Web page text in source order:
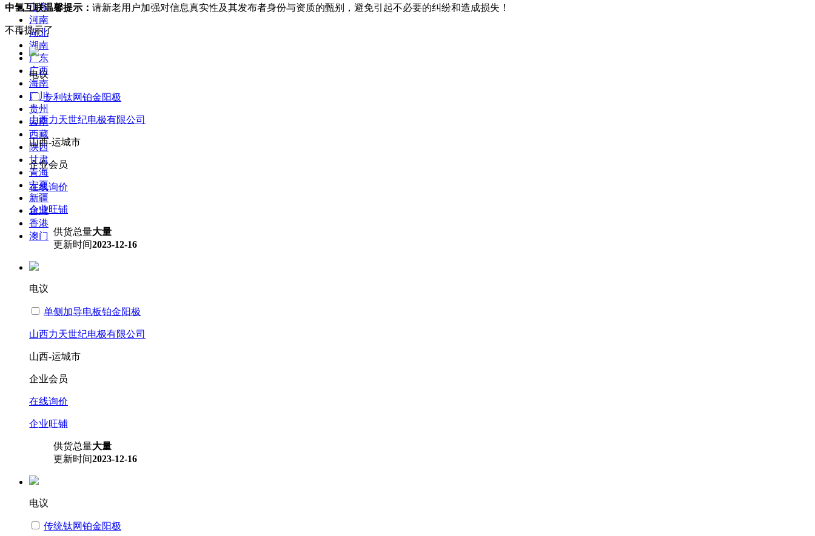
山东
河南
湖北
湖南
广东
广西
海南
四川
贵州
云南
西藏
陕西
甘肃
青海
宁夏
新疆
台湾
香港
澳门
中氢互联温馨提示： 请新老用户加强对信息真实性及其发布者身份与资质的甄别，避免引起不必要的纠纷和造成损失！
不再提示了
电议
专利钛网铂金阳极
山西力天世纪电极有限公司
山西-运城市
企业会员
在线询价
企业旺铺
供货总量大量
更新时间2023-12-16
电议
单侧加导电板铂金阳极
山西力天世纪电极有限公司
山西-运城市
企业会员
在线询价
企业旺铺
供货总量大量
更新时间2023-12-16
电议
传统钛网铂金阳极